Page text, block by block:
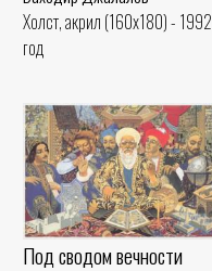
Холст, акрил (160x180) - 1992
год
Под сводом вечности